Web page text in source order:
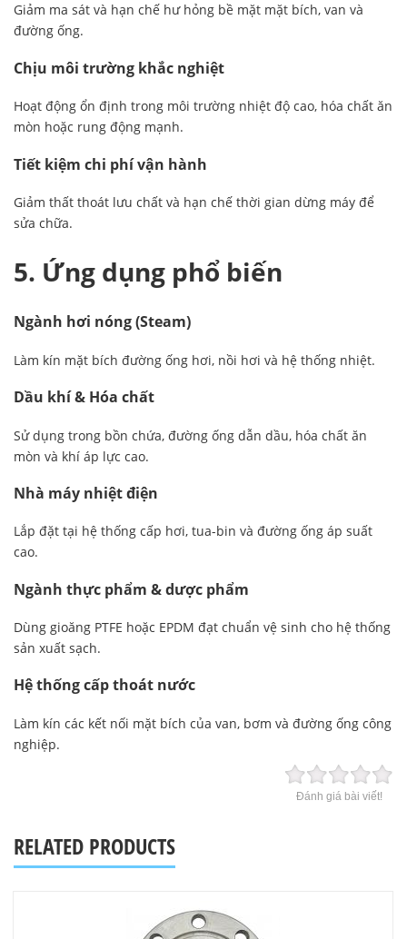
Giảm ma sát và hạn chế hư hỏng bề mặt mặt bích, van và
đường ống.
Chịu môi trường khắc nghiệt
Hoạt động ổn định trong môi trường nhiệt độ cao, hóa chất ăn
mòn hoặc rung động mạnh.
Tiết kiệm chi phí vận hành
Giảm thất thoát lưu chất và hạn chế thời gian dừng máy để
sửa chữa.
5. Ứng dụng phổ biến
Ngành hơi nóng (Steam)
Làm kín mặt bích đường ống hơi, nồi hơi và hệ thống nhiệt.
Dầu khí & Hóa chất
Sử dụng trong bồn chứa, đường ống dẫn dầu, hóa chất ăn
mòn và khí áp lực cao.
Nhà máy nhiệt điện
Lắp đặt tại hệ thống cấp hơi, tua-bin và đường ống áp suất
cao.
Ngành thực phẩm & dược phẩm
Dùng gioăng PTFE hoặc EPDM đạt chuẩn vệ sinh cho hệ thống
sản xuất sạch.
Hệ thống cấp thoát nước
Làm kín các kết nối mặt bích của van, bơm và đường ống công
nghiệp.
Đánh giá bài viết!
RELATED PRODUCTS